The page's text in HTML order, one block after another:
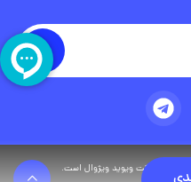
به شرکت ویوید ویژوال است.